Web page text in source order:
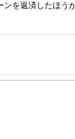
ンを返済したほう
の知識がない方でも理解
アドバイザー、DCプラン
執筆者・監修者として迎